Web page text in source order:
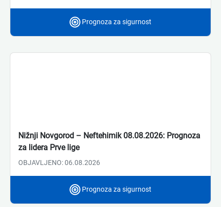
Prognoza za sigurnost
Nižnji Novgorod – Neftehimik 08.08.2026: Prognoza
za lidera Prve lige
OBJAVLJENO: 06.08.2026
Prognoza za sigurnost